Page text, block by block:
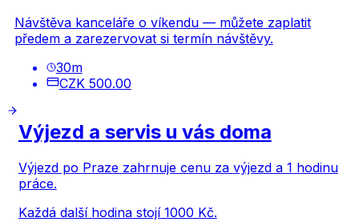
Návštěva kanceláře o víkendu — můžete zaplatit
předem a zarezervovat si termín návštěvy.
30m
CZK 500.00
Výjezd a servis u vás doma
Výjezd po Praze zahrnuje cenu za výjezd a 1 hodinu
práce.
Každá další hodina stojí 1000 Kč.